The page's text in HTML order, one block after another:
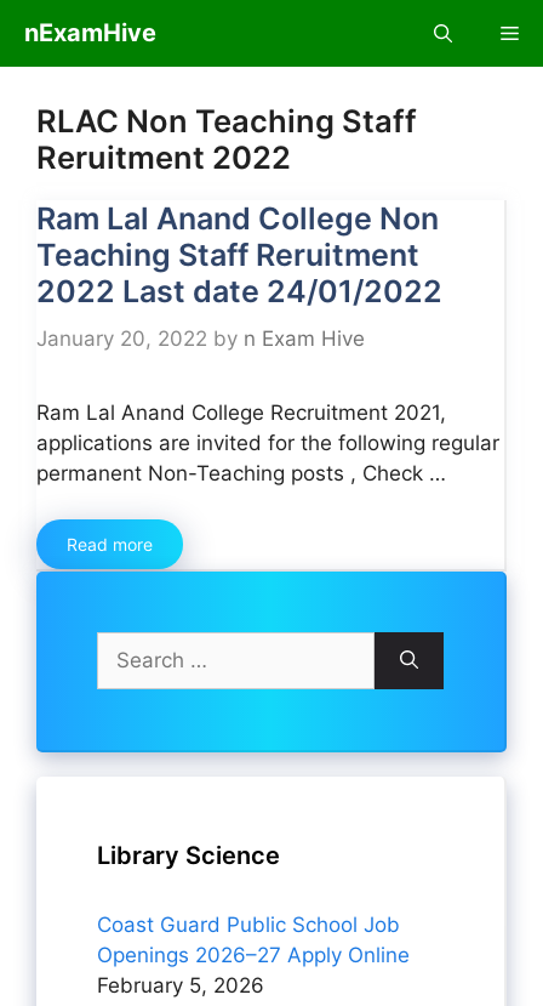
content
nExamHive
RLAC Non Teaching Staff
Reruitment 2022
Ram Lal Anand College Non
Teaching Staff Reruitment
2022 Last date 24/01/2022
January 20, 2022 by n Exam Hive
Ram Lal Anand College Recruitment 2021,
applications are invited for the following regular
permanent Non-Teaching posts , Check …
Read more
Search
for:
Library Science
Coast Guard Public School Job
Openings 2026–27 Apply Online
February 5, 2026